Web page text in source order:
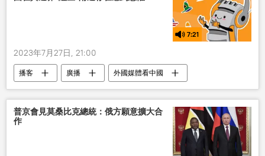
7:21
2023年7月27日, 21:00
播客 廣播 外國媒體看中國
普京會見莫桑比克總統：俄方願意擴大合
作